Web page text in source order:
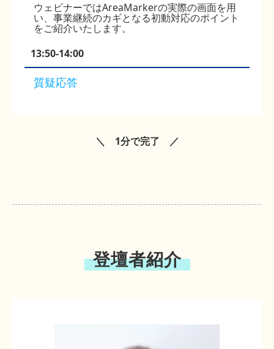
ウェビナーではAreaMarkerの実際の画面を用
い、事業継続のカギとなる初動対応のポイント
をご紹介いたします。
13:50-14:00
質疑応答
＼ 1分で完了 ／
登壇者紹介